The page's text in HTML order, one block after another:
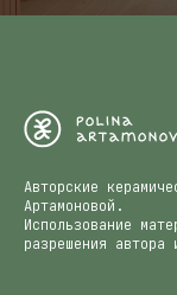
Авторские
Артамоновой.
Использование
разрешения автора